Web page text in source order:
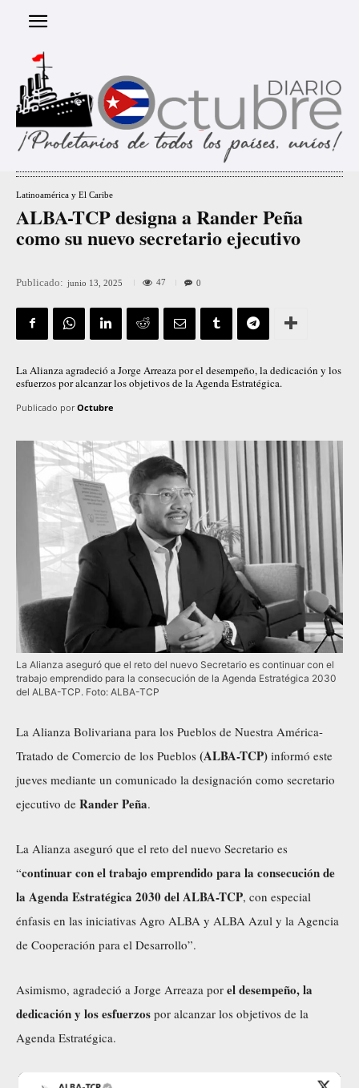
Latinoamérica y El Caribe
ALBA-TCP designa a Rander Peña
como su nuevo secretario ejecutivo
Publicado: junio 13, 2025 47 0
La Alianza agradeció a Jorge Arreaza por el desempeño, la dedicación y los
esfuerzos por alcanzar los objetivos de la Agenda Estratégica.
Publicado por Octubre
La Alianza aseguró que el reto del nuevo Secretario es continuar con el
trabajo emprendido para la consecución de la Agenda Estratégica 2030
del ALBA-TCP. Foto: ALBA-TCP
La Alianza Bolivariana para los Pueblos de Nuestra América-
Tratado de Comercio de los Pueblos (ALBA-TCP) informó este
jueves mediante un comunicado la designación como secretario
ejecutivo de Rander Peña.
La Alianza aseguró que el reto del nuevo Secretario es
“continuar con el trabajo emprendido para la consecución de
la Agenda Estratégica 2030 del ALBA-TCP, con especial
énfasis en las iniciativas Agro ALBA y ALBA Azul y la Agencia
de Cooperación para el Desarrollo”.
Asimismo, agradeció a Jorge Arreaza por el desempeño, la
dedicación y los esfuerzos por alcanzar los objetivos de la
Agenda Estratégica.